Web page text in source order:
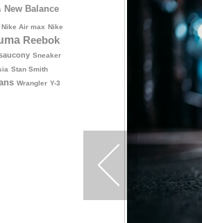
New Balance
Nike Air max Nike
Reebok
Sneaker
Stan Smith
Wrangler Y-3